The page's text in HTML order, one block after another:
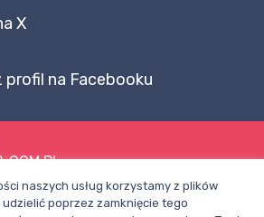
X
profil na Facebooku
naszych usług korzystamy z plików
poprzez zamknięcie tego